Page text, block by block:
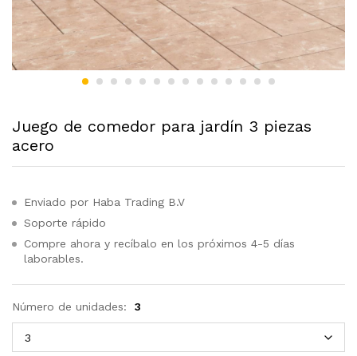
Juego de comedor para jardín 3 piezas
acero
Enviado por Haba Trading B.V
Soporte rápido
Compre ahora y recíbalo en los próximos 4-5 días
laborables.
Número de unidades: 3